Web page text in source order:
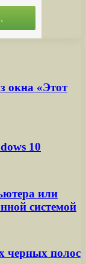
окна «Этот
10
или
системой
черных полос